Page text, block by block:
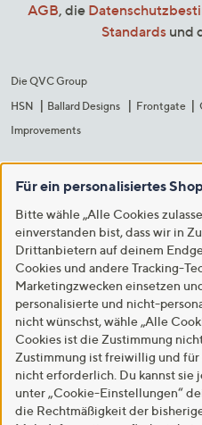
AGB, die
Standards und
Die QVC Group
HSN
Ballard Designs Frontgate
Improvements
Für ein personalisiertes
Bitte wähle „Alle Cookies
einverstanden bist, dass wir in
Drittanbietern auf deinem
Cookies und andere Tracking-
Marketingzwecken einsetzen
personalisierte und nicht-
nicht wünschst, wähle „Alle
Cookies ist die Zustimmung
Zustimmung ist freiwillig und
nicht erforderlich. Du kannst
unter „Cookie-Einstellungen“
die Rechtmäßigkeit der